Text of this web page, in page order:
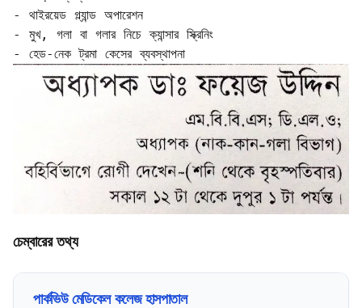
- থাইরয়েড গ্ল্যান্ড অপারেশন
- মুখ, গলা বা গলার নিচে ক্যান্সার স্ক্রিনিং
চেম্বারের তথ্য
পার্কভিউ মেডিকেল কলেজ হাসপাতাল